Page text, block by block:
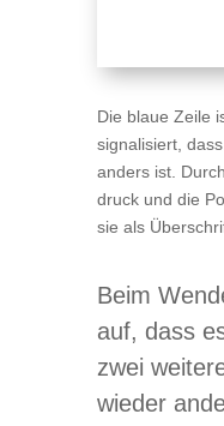
Die blaue Zeile
signa­li­siert,
anders ist.
druck und die
sie als
Beim
auf, dass
zwei
wie­der